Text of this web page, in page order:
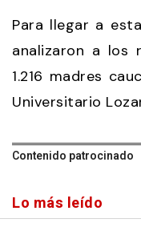
Para llegar a
analizaron a los
1.216 madres
Universitario
Contenido patrocinado
Lo más leído